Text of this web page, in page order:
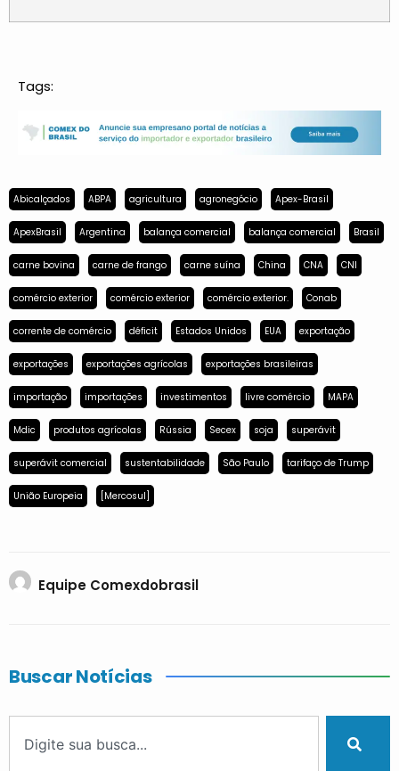
Tags:
Abicalçados ABPA agricultura agronegócio Apex-Brasil
ApexBrasil Argentina balança comercial balança comercial Brasil
carne bovina carne de frango carne suína China CNA CNI
comércio exterior comércio exterior comércio exterior. Conab
corrente de comércio déficit Estados Unidos EUA exportação
exportações exportações agrícolas exportações brasileiras
importação importações investimentos livre comércio MAPA
Mdic produtos agrícolas Rússia Secex soja superávit
superávit comercial sustentabilidade São Paulo tarifaço de Trump
União Europeia [Mercosul]
Equipe Comexdobrasil
Buscar Notícias